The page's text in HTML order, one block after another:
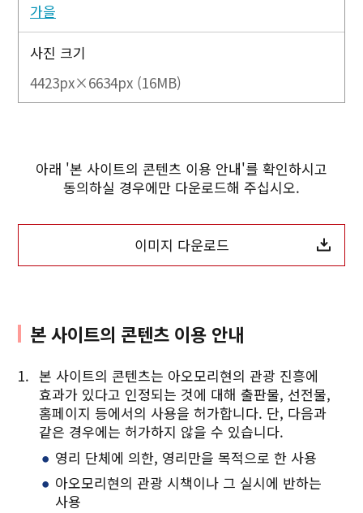
가을
사진 크기
4423px×6634px (16MB)
아래 '본 사이트의 콘텐츠 이용 안내'를 확인하시고
동의하실 경우에만 다운로드해 주십시오.
이미지 다운로드
본 사이트의 콘텐츠 이용 안내
본 사이트의 콘텐츠는 아오모리현의 관광 진흥에
효과가 있다고 인정되는 것에 대해 출판물, 선전물,
홈페이지 등에서의 사용을 허가합니다. 단, 다음과
같은 경우에는 허가하지 않을 수 있습니다.
영리 단체에 의한, 영리만을 목적으로 한 사용
아오모리현의 관광 시책이나 그 실시에 반하는
사용
Facebook에 공유
링크 복사